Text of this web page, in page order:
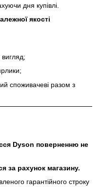
дня купівлі.
якості
споживачеві разом з
Dyson поверненню не
за рахунок магазину.
гарантійного строку